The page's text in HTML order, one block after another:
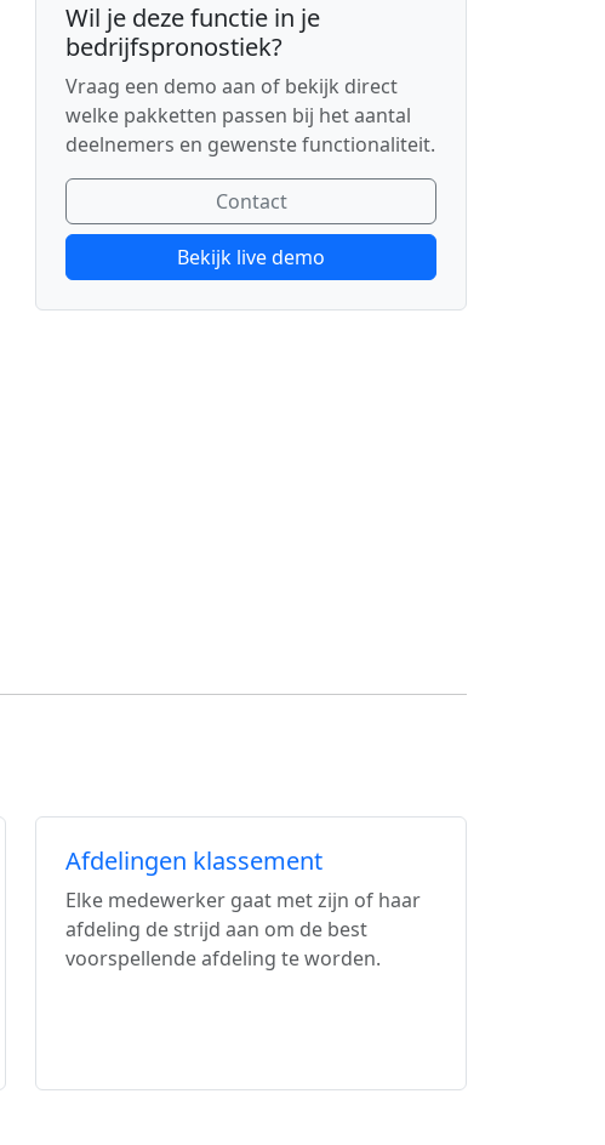
Wil je deze functie in je
bedrijfspronostiek?
Vraag een demo aan of bekijk direct
welke pakketten passen bij het aantal
deelnemers en gewenste functionaliteit.
Contact
Bekijk live demo
Afdelingen klassement
Elke medewerker gaat met zijn of haar
afdeling de strijd aan om de best
voorspellende afdeling te worden.